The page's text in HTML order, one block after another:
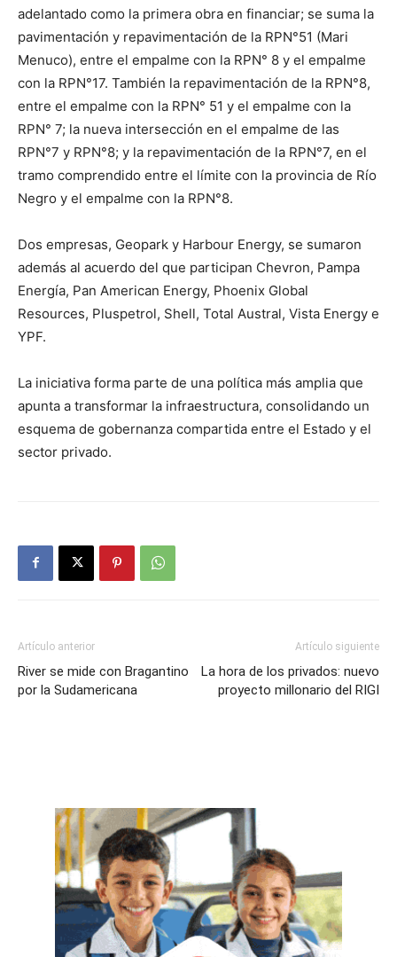
adelantado como la primera obra en financiar; se suma la
pavimentación y repavimentación de la RPN°51 (Mari
Menuco), entre el empalme con la RPN° 8 y el empalme
con la RPN°17. También la repavimentación de la RPN°8,
entre el empalme con la RPN° 51 y el empalme con la
RPN° 7; la nueva intersección en el empalme de las
RPN°7 y RPN°8; y la repavimentación de la RPN°7, en el
tramo comprendido entre el límite con la provincia de Río
Negro y el empalme con la RPN°8.
Dos empresas, Geopark y Harbour Energy, se sumaron
además al acuerdo del que participan Chevron, Pampa
Energía, Pan American Energy, Phoenix Global
Resources, Pluspetrol, Shell, Total Austral, Vista Energy e
YPF.
La iniciativa forma parte de una política más amplia que
apunta a transformar la infraestructura, consolidando un
esquema de gobernanza compartida entre el Estado y el
sector privado.
Artículo anterior
River se mide con Bragantino
por la Sudamericana
Artículo siguiente
La hora de los privados: nuevo
proyecto millonario del RIGI